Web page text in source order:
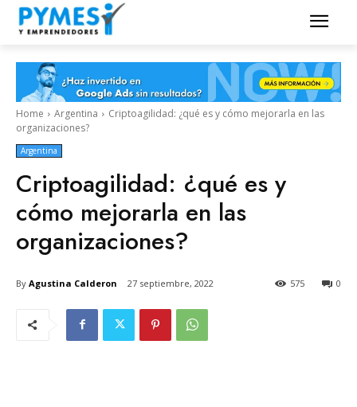
Home Argentina
Criptoagilidad: ¿qué es y cómo mejorarla en las
organizaciones?
Argentina
Criptoagilidad: ¿qué es y
cómo mejorarla en las
organizaciones?
By Agustina Calderon 27 septiembre, 2022 0
575